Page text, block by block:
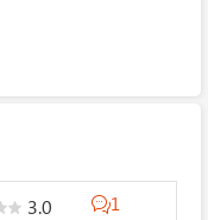
3.0 1